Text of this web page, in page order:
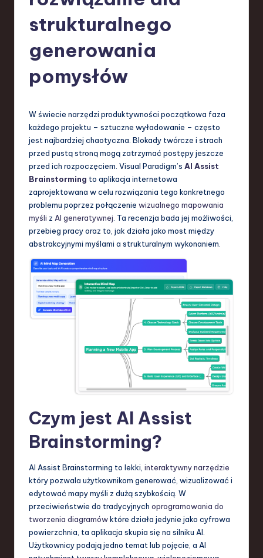
T
d
strukturalnego
generowania
pomysłów
W świecie narzędzi produktywności początkowa faza
każdego projektu – sztuczne wyładowanie – często
jest najbardziej chaotyczna. Blokady twórcze i strach
przed pustą stroną mogą zatrzymać postępy jeszcze
przed ich rozpoczęciem. Visual Paradigm’s AI Assist
Brainstorming to aplikacja internetowa
zaprojektowana w celu rozwiązania tego konkretnego
problemu poprzez połączenie wizualnego mapowania
myśli z AI generatywnej . Ta recenzja bada jej możliwości,
przebieg pracy oraz to, jak działa jako most między
abstrakcyjnymi myślami a strukturalnym wykonaniem.
Czym jest AI Assist
Brainstorming?
AI Assist Brainstorming to lekki, interaktywny narzędzie
który pozwala użytkownikom generować, wizualizować i
edytować mapy myśli z dużą szybkością. W
przeciwieństwie do tradycyjnych oprogramowania do
tworzenia diagramówktóre działa jedynie jako cyfrowa
powierzchnia, ta aplikacja skupia się na silniku AI.
Użytkownicy podają jedno temat lub pojęcie, a AI